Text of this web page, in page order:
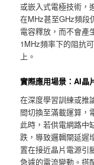
或嵌入式電極技術，
在MHz甚至GHz頻段
電容釋放，而不會產
1MHz頻率下的阻抗
上。
實際應用場景：AI晶
在深度學習訓練或推
間切換至滿載運算，
此時，若供電網路中
跌，導致邏輯閘延遲
置在接近晶片電源引
急遽的電流變動。搭